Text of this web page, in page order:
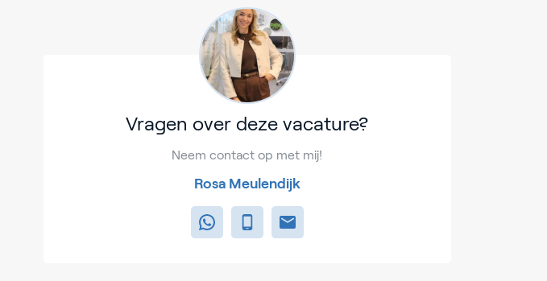
Vragen over deze vacature?
Neem contact op met mij!
Rosa Meulendijk